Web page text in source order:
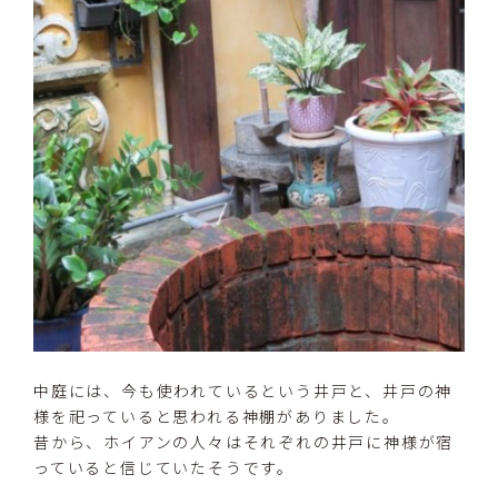
中庭には、今も使われているという井戸と、井戸の神
様を祀っていると思われる神棚がありました。
昔から、ホイアンの人々はそれぞれの井戸に神様が宿
っていると信じていたそうです。